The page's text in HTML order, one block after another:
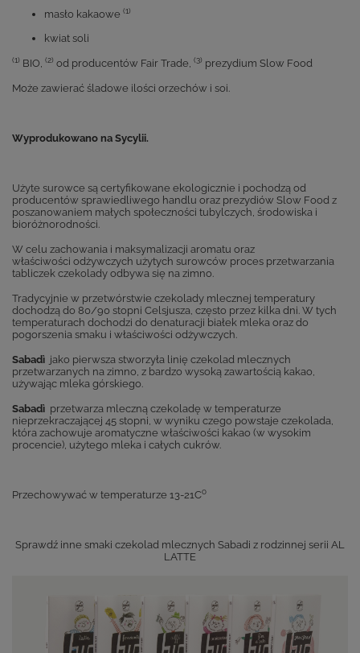
masło kakaowe (1)
kwiat soli
(1) BIO, (2) od producentów Fair Trade, (3) prezydium Slow Food
Może zawierać śladowe ilości orzechów i soi.
Wyprodukowano na Sycylii.
Użyte surowce są certyfikowane ekologicznie i pochodzą od
producentów sprawiedliwego handlu oraz prezydiów Slow Food z
poszanowaniem małych społeczności tubylczych, środowiska i
bioróżnorodności.
W celu zachowania i maksymalizacji aromatu oraz
właściwości odżywczych użytych surowców proces przetwarzania
tabliczek czekolady odbywa się na zimno.
Tradycyjnie w przetwórstwie czekolady mlecznej temperatury
dochodzą do 80/90 stopni Celsjusza, często przez kilka dni. W tych
temperaturach dochodzi do denaturacji białek mleka oraz do
pogorszenia smaku i właściwości odżywczych.
Sabadì jako pierwsza stworzyła linię czekolad mlecznych
przetwarzanych na zimno, z bardzo wysoką zawartością kakao,
używając mleka górskiego.
Sabadì przetwarza mleczną czekoladę w temperaturze
nieprzekraczającej 45 stopni, w wyniku czego powstaje czekolada,
która zachowuje aromatyczne właściwości kakao (w wysokim
procencie), użytego mleka i całych cukrów.
Przechowywać w temperaturze 13-21Co
Sprawdź inne smaki czekolad mlecznych Sabadi z rodzinnej serii AL
LATTE